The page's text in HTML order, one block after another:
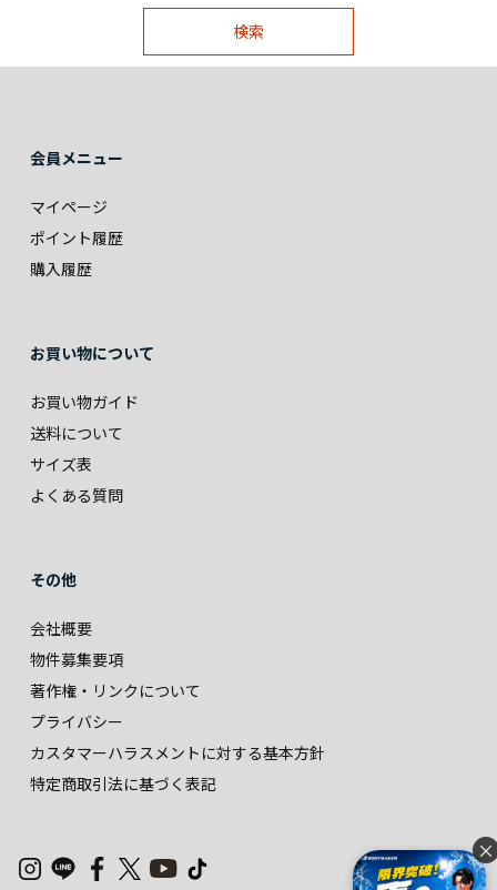
×
会員メニュー
マイページ
ポイント履歴
購入履歴
お買い物について
お買い物ガイド
送料について
サイズ表
よくある質問
その他
会社概要
物件募集要項
著作権・リンクについて
プライバシー
カスタマーハラスメントに対する基本方針
特定商取引法に基づく表記